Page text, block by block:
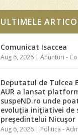
ULTIMELE
Comunicat Isaccea
Aug 6, 2026 |Anunturi -
Deputatul de Tulcea
AUR a lansat
suspeND.ro unde
evoluţia iniţiativei de
preşedintelui Nicuşor
Aug 6, 2026 | Politica -